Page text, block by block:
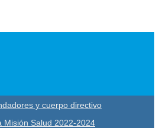
y cuerpo directivo
Misión Salud 2022-2024